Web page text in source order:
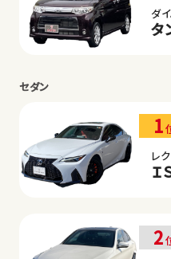
ダ
タ
セダン
1
レ
Ｉ
2